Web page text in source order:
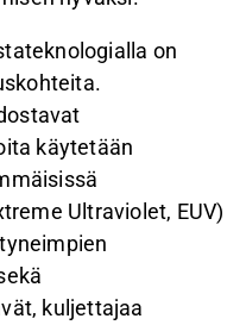
on
käytetään
Ultraviolet, EUV)
kuljettajaa